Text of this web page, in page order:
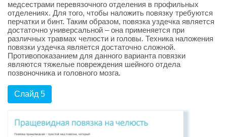
медсестрами перевязочного отделения в профильных
отделениях. Для того, чтобы наложить повязку требуются
перчатки и бинт. Таким образом, повязка уздечка является
достаточно универсальной – она применяется при
различных травмах челюсти и головы. Техника наложения
повязки уздечка является достаточно сложной.
Противопоказанием для данного варианта повязки
являются тяжелые повреждения шейного отдела
позвоночника и головного мозга.
Слайд 5